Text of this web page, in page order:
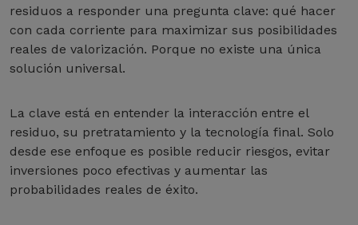
residuos a responder una pregunta clave: qué hacer
con cada corriente para maximizar sus posibilidades
reales de valorización. Porque no existe una única
solución universal.
La clave está en entender la interacción entre el
residuo, su pretratamiento y la tecnología final. Solo
desde ese enfoque es posible reducir riesgos, evitar
inversiones poco efectivas y aumentar las
probabilidades reales de éxito.